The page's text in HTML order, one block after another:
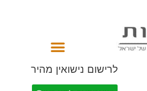
לרישום נישואין מהיר